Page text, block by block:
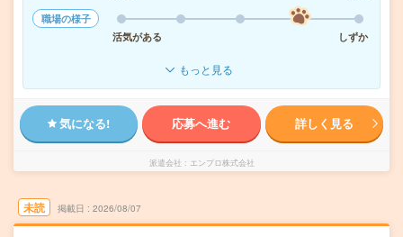
職場の様子
活気がある
しずか
もっと見る
気になる! 応募へ進む 詳しく見る
派遣会社 エンプロ株式会社
未読 掲載日 2026/08/07